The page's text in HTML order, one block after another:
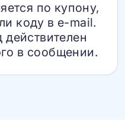
по купону,
коду в e-mail.
в сообщении.